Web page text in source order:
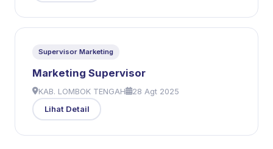
Supervisor Marketing
Marketing Supervisor
KAB. LOMBOK TENGAH 28 Agt 2025
Lihat Detail